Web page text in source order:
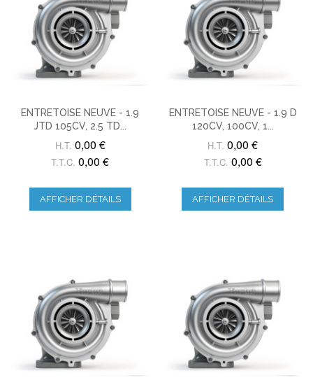
ENTRETOISE NEUVE - 1.9
JTD 105CV, 2.5 TD...
H.T. 0,00 €
T.T.C. 0,00 €
AFFICHER DÉTAILS
ENTRETOISE NEUVE - 1.9 D
120CV, 100CV, 1...
H.T. 0,00 €
T.T.C. 0,00 €
AFFICHER DÉTAILS